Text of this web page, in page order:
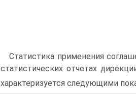
Статистика применения
статистических отчетах
характеризуется следующими